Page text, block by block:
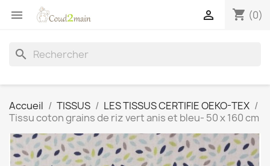
 shopping_cart (0)

search
Accueil TISSUS
LES TISSUS CERTIFIE OEKO-TEX
Tissu coton grains de riz vert anis et bleu- 50 x 160 cm